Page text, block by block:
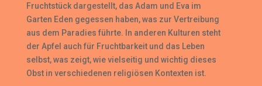
Fruchtstück dargestellt, das Adam und Eva im
Garten Eden gegessen haben, was zur Vertreibung
aus dem Paradies führte. In anderen Kulturen steht
der Apfel auch für Fruchtbarkeit und das Leben
selbst, was zeigt, wie vielseitig und wichtig dieses
Obst in verschiedenen religiösen Kontexten ist.